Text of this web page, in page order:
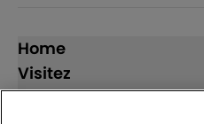
Home
Visitez
Exposez